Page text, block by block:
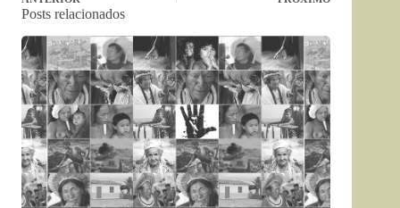
Posts relacionados